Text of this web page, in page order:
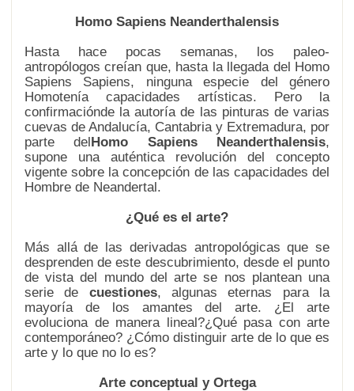
Homo Sapiens Neanderthalensis
Hasta hace pocas semanas, los paleo-
antropólogos creían que, hasta la llegada del Homo
Sapiens Sapiens, ninguna especie del género
Homotenía capacidades artísticas. Pero la
confirmaciónde la autoría de las pinturas de varias
cuevas de Andalucía, Cantabria y Extremadura, por
parte delHomo Sapiens Neanderthalensis,
supone una auténtica revolución del concepto
vigente sobre la concepción de las capacidades del
Hombre de Neandertal.
¿Qué es el arte?
Más allá de las derivadas antropológicas que se
desprenden de este descubrimiento, desde el punto
de vista del mundo del arte se nos plantean una
serie de cuestiones, algunas eternas para la
mayoría de los amantes del arte. ¿El arte
evoluciona de manera lineal?¿Qué pasa con arte
contemporáneo? ¿Cómo distinguir arte de lo que es
arte y lo que no lo es?
Arte conceptual y Ortega